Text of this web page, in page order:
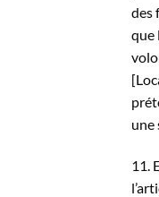
des
que
une
11.